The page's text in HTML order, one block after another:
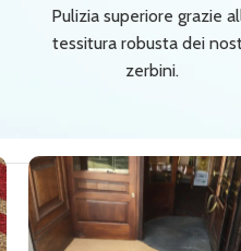
Pulizia superiore grazie
tessitura robusta dei
zerbini.